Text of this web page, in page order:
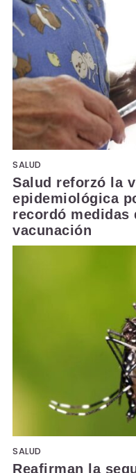
SALUD
Salud reforzó la
epidemiológica
recordó medidas
vacunación
SALUD
Reafirman la